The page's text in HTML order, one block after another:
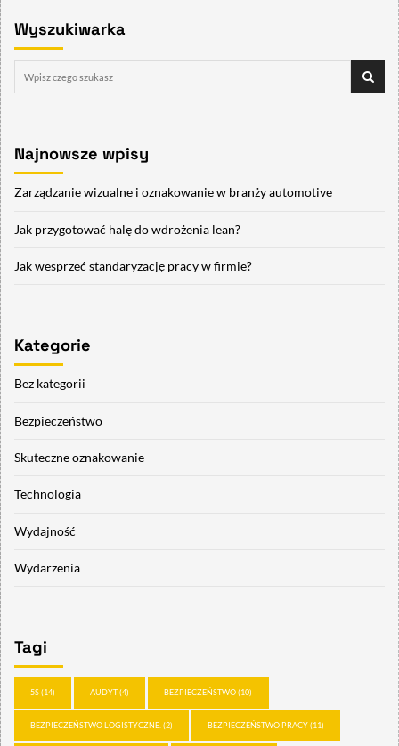
Wyszukiwarka
Najnowsze wpisy
Zarządzanie wizualne i oznakowanie w branży automotive
Jak przygotować halę do wdrożenia lean?
Jak wesprzeć standaryzację pracy w firmie?
Kategorie
Bez kategorii
Bezpieczeństwo
Skuteczne oznakowanie
Technologia
Wydajność
Wydarzenia
Tagi
5S(14) AUDYT(4) BEZPIECZEŃSTWO(10)
BEZPIECZEŃSTWO LOGISTYCZNE.(2) BEZPIECZEŃSTWO PRACY(11)